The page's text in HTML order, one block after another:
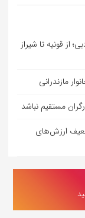
از قونیه تا شیراز
مستقیم نباشد
ارزش‌های